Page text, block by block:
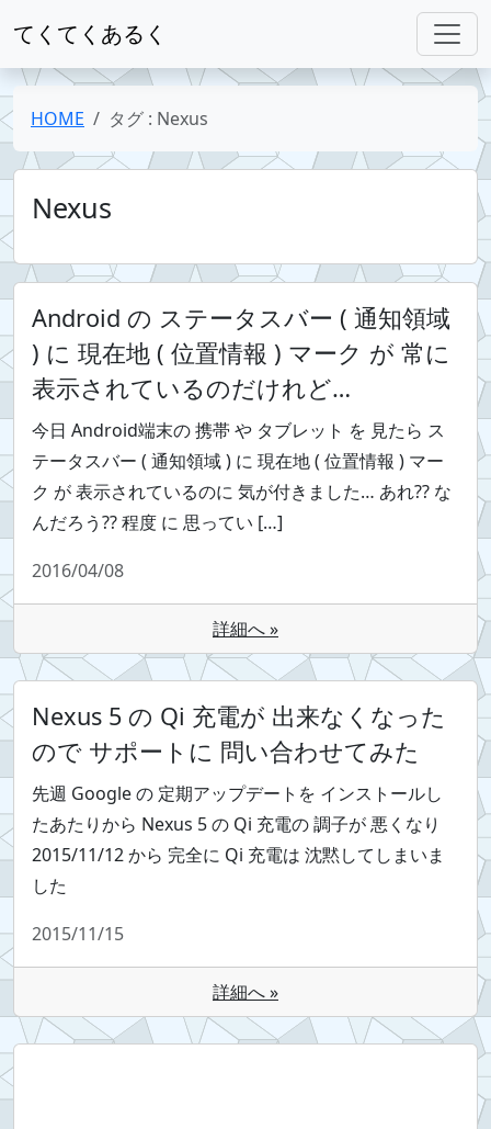
てくてくあるく
HOME タグ : Nexus
Nexus
Android の ステータスバー ( 通知領域
) に 現在地 ( 位置情報 ) マーク が 常に
表示されているのだけれど…
今日 Android端末の 携帯 や タブレット を 見たら ス
テータスバー ( 通知領域 ) に 現在地 ( 位置情報 ) マー
ク が 表示されているのに 気が付きました… あれ?? な
んだろう?? 程度 に 思ってい […]
2016/04/08
詳細へ »
Nexus 5 の Qi 充電が 出来なくなった
ので サポートに 問い合わせてみた
先週 Google の 定期アップデートを インストールし
たあたりから Nexus 5 の Qi 充電の 調子が 悪くなり
2015/11/12 から 完全に Qi 充電は 沈黙してしまいま
した
2015/11/15
詳細へ »